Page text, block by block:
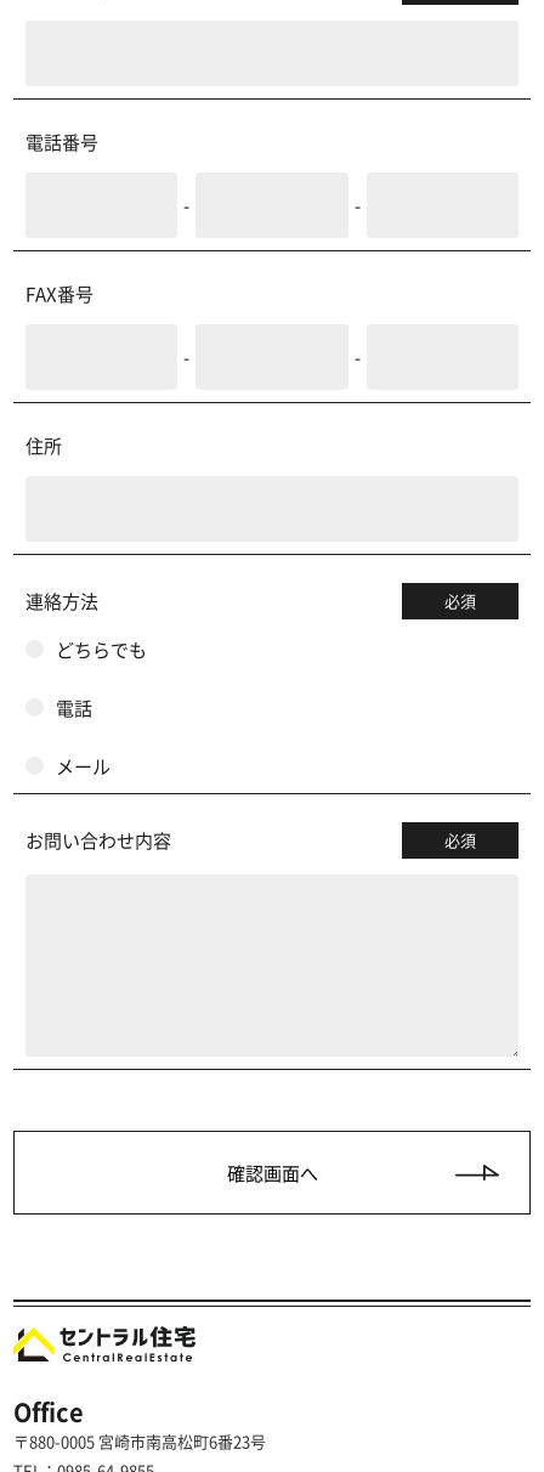
電話番号
- -
FAX番号
- -
住所
連絡方法 必須
どちらでも
電話
メール
お問い合わせ内容 必須
Office
〒880-0005 宮崎市南高松町6番23号